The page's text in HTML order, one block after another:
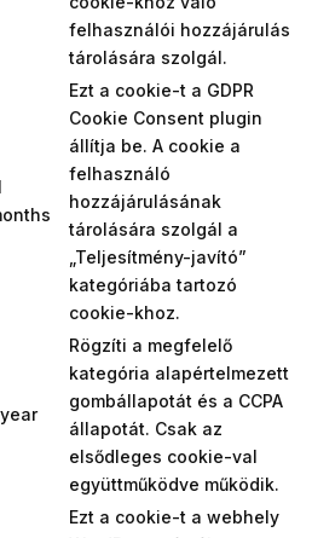
felhasználói hozzájárulás
tárolására szolgál.
Ezt a cookie-t a GDPR
Cookie Consent plugin
állítja be. A cookie a
felhasználó
hozzájárulásának
tárolására szolgál a
„Teljesítmény-javító”
kategóriába tartozó
cookie-khoz.
Rögzíti a megfelelő
kategória alapértelmezett
gombállapotát és a CCPA
állapotát. Csak az
elsődleges cookie-val
együttműködve működik.
Ezt a cookie-t a webhely